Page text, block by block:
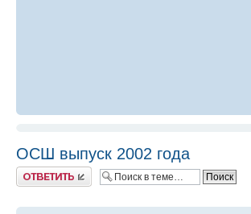
ОСШ выпуск 2002 года
Ответить